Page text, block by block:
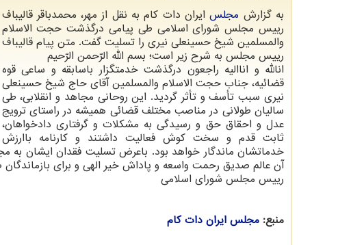
به گزارش مجلسایران دات کام به نقل از مهر، محمدباقر قالیباف
رییس مجلس شورای اسلامی طی پیامی درگذشت حجت الاسلام
والمسلمین شیخ حسینعلی نیری را تسلیت گفت. متن پیام قالیباف
رییس مجلس به شرح زیر است؛ بسم الله الرّحمن الرّحیم
انالله و اناالیه راجعون درگذشت خدمتگزار باسابقه و ساعی قوه
قضائیه، جناب حجت الاسلام والمسلمین آقای حاج شیخ حسینعلی
نیری سبب تأسف و تأثر گردید. این روحانی مجاهد و انقلابی، طی
سالیان طولانی در مناصب مختلف قضائی همیشه در راستای ترویج
عدل و احقاق حق و رسیدگی به مشکلات و گرفتاری دادخواهان،
ثابت قدم و سخت کوش فعالیت داشتند و کارنامه باارزش
خدماتشان ماندگار خواهد بود. باعرض تسلیت فقدان ایشان به
آن عالم صدیق رحمت واسعه و پاداش خیر الهی و برای بازماندگان
رییس مجلس شورای اسلامی
منبع: مجلس ایران دات كام